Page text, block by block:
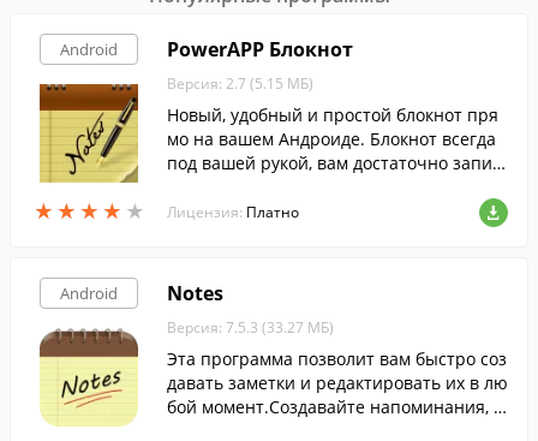
Android
★ ★ ★ ★ ★
★ ★ ★ ★ ★
PowerAPP Блокнот
Версия: 2.7 (5.15 МБ)
Новый, удобный и простой блокнот пря
мо на вашем Андроиде. Блокнот всегда
под вашей рукой, вам достаточно запис
ыть, вы можете его даже не сохранять, о
Лицензия: Платно
Android Notes
Версия: 7.5.3 (33.27 МБ)
Эта программа позволит вам быстро соз
давать заметки и редактировать их в лю
бой момент.Создавайте напоминания, с